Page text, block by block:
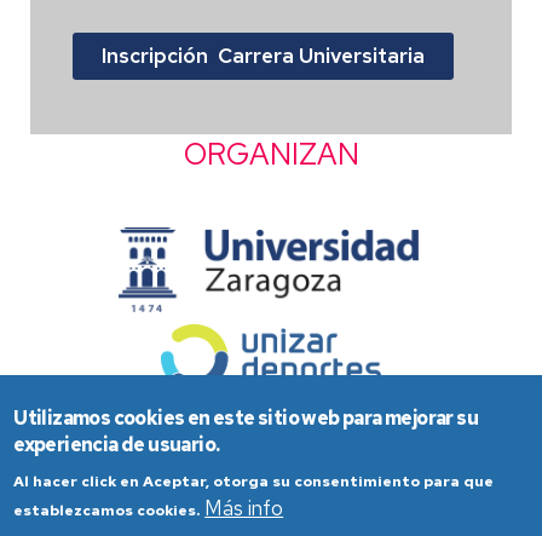
Inscripción Carrera Universitaria
ORGANIZAN
Utilizamos cookies en este sitio web para mejorar su
experiencia de usuario.
Al hacer click en Aceptar, otorga su consentimiento para que
establezcamos cookies. Más info